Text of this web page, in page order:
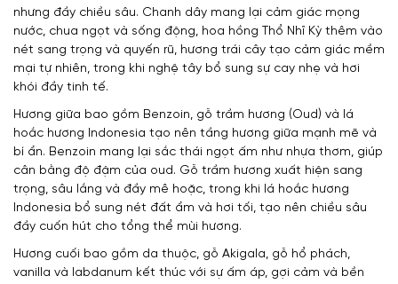
nhưng đầy chiều sâu. Chanh dây mang lại cảm giác mọng
nước, chua ngọt và sống động, hoa hồng Thổ Nhĩ Kỳ thêm vào
nét sang trọng và quyến rũ, hương trái cây tạo cảm giác mềm
mại tự nhiên, trong khi nghệ tây bổ sung sự cay nhẹ và hơi
khói đầy tinh tế.
Hương giữa bao gồm Benzoin, gỗ trầm hương (Oud) và lá
hoắc hương Indonesia tạo nên tầng hương giữa mạnh mẽ và
bí ẩn. Benzoin mang lại sắc thái ngọt ấm như nhựa thơm, giúp
cân bằng độ đậm của oud. Gỗ trầm hương xuất hiện sang
trọng, sâu lắng và đầy mê hoặc, trong khi lá hoắc hương
Indonesia bổ sung nét đất ẩm và hơi tối, tạo nên chiều sâu
đầy cuốn hút cho tổng thể mùi hương.
Hương cuối bao gồm da thuộc, gỗ Akigala, gỗ hổ phách,
vanilla và labdanum kết thúc với sự ấm áp, gợi cảm và bền